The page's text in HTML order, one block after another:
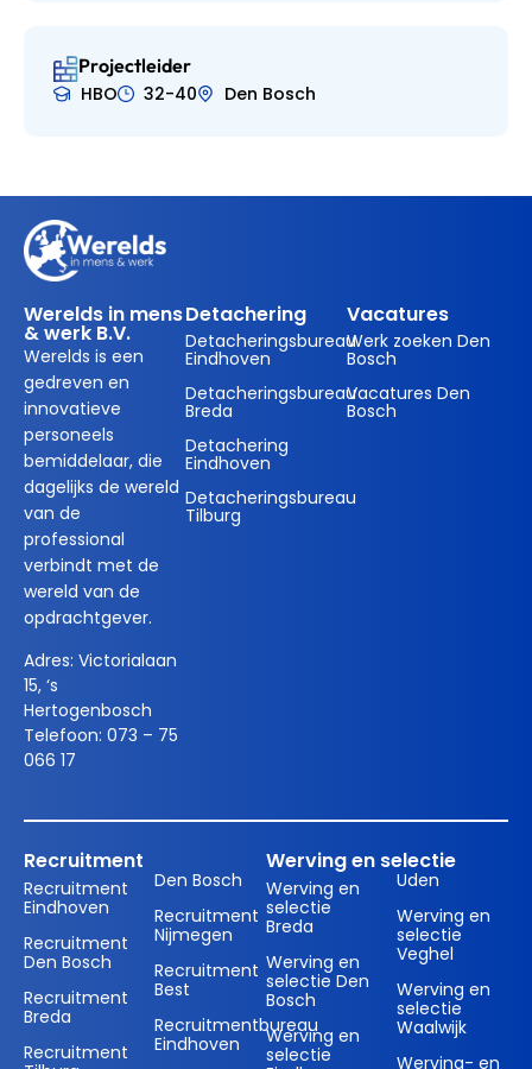
Projectleider
HBO
32-40 Den Bosch
Werelds in mens
& werk B.V.
Werelds is een
gedreven en
innovatieve
personeels
bemiddelaar, die
dagelijks de wereld
van de
professional
verbindt met de
wereld van de
opdrachtgever.
Adres: Victorialaan
15, ‘s
Hertogenbosch
Telefoon: 073 – 75
066 17
Detachering
Detacheringsbureau
Eindhoven
Detacheringsbureau
Breda
Detachering
Eindhoven
Detacheringsbureau
Tilburg
Vacatures
Werk zoeken Den
Bosch
Vacatures Den
Bosch
Recruitment
Recruitment
Eindhoven
Recruitment
Den Bosch
Recruitment
Breda
Recruitment
Den Bosch
Recruitment
Nijmegen
Recruitment
Best
Recruitmentbureau
Eindhoven
Werving en selectie
Werving en
selectie
Breda
Werving en
selectie Den
Bosch
Werving en
selectie
Uden
Werving en
selectie
Veghel
Werving en
selectie
Waalwijk
Werving- en